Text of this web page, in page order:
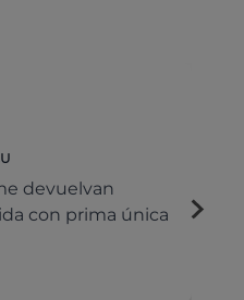
devuelvan
con prima única